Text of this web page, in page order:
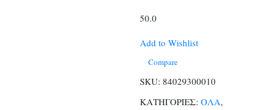
50.0
Add to Wishlist
Compare
SKU: 84029300010
ΚΑΤΗΓΟΡΙΕΣ: ΟΛΑ,